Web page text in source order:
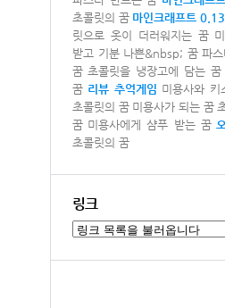
초콜릿의 꿈 마인크래프트
릿으로 옷이 더러워지는 꿈
받고 기분 나쁜&nbsp; 꿈 파
꿈 초콜릿을 냉장고에 담는 꿈
꿈 리뷰 추억게임 미용사와 키
초콜릿의 꿈 미용사가 되는 꿈
꿈 미용사에게 샴푸 받는 꿈
초콜릿의 꿈
링크